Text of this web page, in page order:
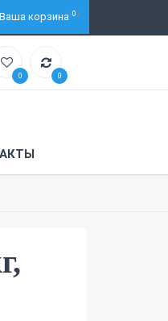
0 0
Ваша корзина(0)